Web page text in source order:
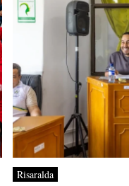
Risaralda